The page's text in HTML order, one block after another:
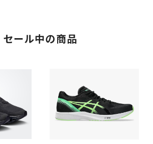
セール中の商品